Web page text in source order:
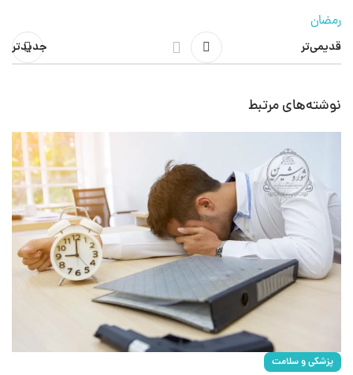
رمضان
جدیدتر قدیمی‌تر
نوشته‌های مرتبط
پزشکی و سلامت